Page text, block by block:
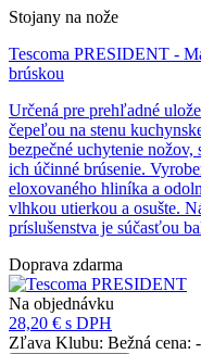
Stojany na nože
Tescoma PRESIDENT -
brúskou
Určená pre prehľadné
čepeľou na stenu
bezpečné uchytenie
ich účinné brúsenie.
eloxovaného hliníka a
vlhkou utierkou a osušte.
príslušenstva je súčasťou
Doprava zdarma
Na objednávku
28,20 € s DPH
Zľava Klubu: Bežná cena: